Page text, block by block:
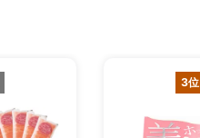
3位